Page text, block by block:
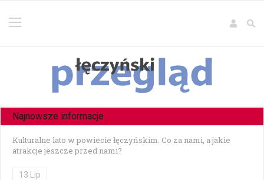
Najnowsze informacje
Kulturalne lato w powiecie łęczyńskim. Co za nami, a jakie
atrakcje jeszcze przed nami?
13 Lip